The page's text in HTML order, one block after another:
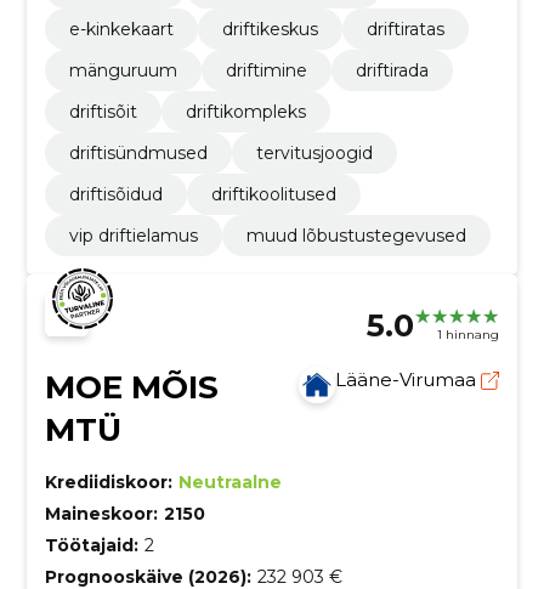
e-kinkekaart
driftikeskus
driftiratas
mänguruum
driftimine
driftirada
driftisõit
driftikompleks
driftisündmused
tervitusjoogid
driftisõidud
driftikoolitused
vip driftielamus
muud lõbustustegevused
5.0 1 hinnang
MOE MÕIS
MTÜ
Lääne-Virumaa
Krediidiskoor: Neutraalne
Maineskoor: 2150
Töötajaid: 2
Prognooskäive (2026): 232 903 €